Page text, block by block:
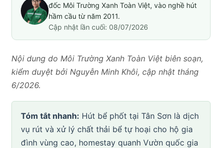
đốc Môi Trường Xanh Toàn Việt, vào nghề hút
hầm cầu từ năm 2011.
Cập nhật lần cuối: 08/07/2026
Nội dung do Môi Trường Xanh Toàn Việt biên soạn,
kiểm duyệt bởi Nguyễn Minh Khôi, cập nhật tháng
6/2026.
Tóm tắt nhanh: Hút bể phốt tại Tân Sơn là dịch
vụ rút và xử lý chất thải bể tự hoại cho hộ gia
đình vùng cao, homestay quanh Vườn quốc gia